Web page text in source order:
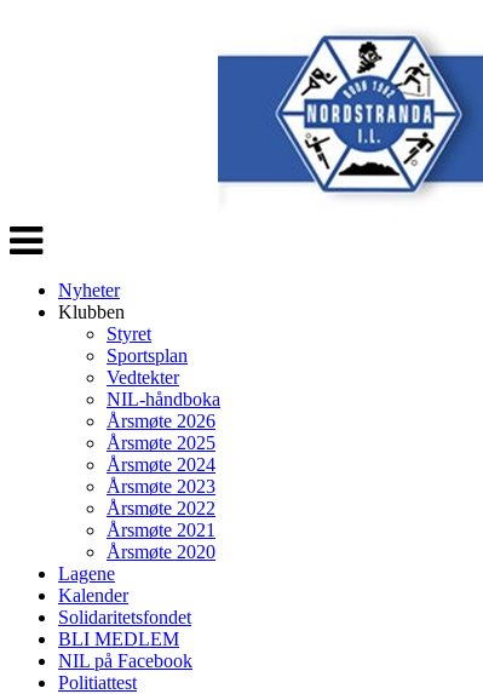
Veksle
navigasjon
Nyheter
Klubben
Styret
Sportsplan
Vedtekter
NIL-håndboka
Årsmøte 2026
Årsmøte 2025
Årsmøte 2024
Årsmøte 2023
Årsmøte 2022
Årsmøte 2021
Årsmøte 2020
Lagene
Kalender
Solidaritetsfondet
BLI MEDLEM
NIL på Facebook
Politiattest